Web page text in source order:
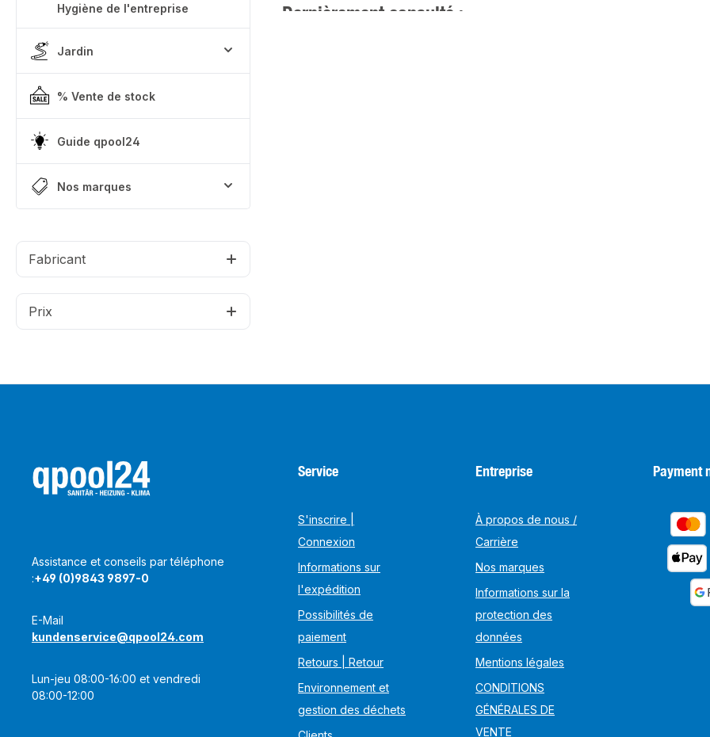
Hygiène de l'entreprise
Jardin
% Vente de stock
Guide qpool24
Nos marques
Fabricant
Prix
Dernièrement consulté :
Assistance et conseils par téléphone
:+49 (0)9843 9897-0
E-Mail
kundenservice@qpool24.com
Lun-jeu 08:00-16:00 et vendredi
08:00-12:00
Service
S'inscrire |
Connexion
Informations sur
l'expédition
Possibilités de
paiement
Retours | Retour
Environnement et
gestion des déchets
Entreprise
À propos de nous /
Carrière
Nos marques
Informations sur la
protection des
données
Mentions légales
CONDITIONS
GÉNÉRALES DE
VENTE
Payment